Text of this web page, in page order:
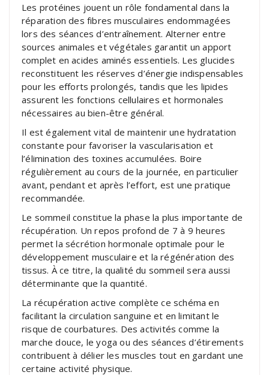
Les protéines jouent un rôle fondamental dans la
réparation des fibres musculaires endommagées
lors des séances d’entraînement. Alterner entre
sources animales et végétales garantit un apport
complet en acides aminés essentiels. Les glucides
reconstituent les réserves d’énergie indispensables
pour les efforts prolongés, tandis que les lipides
assurent les fonctions cellulaires et hormonales
nécessaires au bien-être général.
Il est également vital de maintenir une hydratation
constante pour favoriser la vascularisation et
l’élimination des toxines accumulées. Boire
régulièrement au cours de la journée, en particulier
avant, pendant et après l’effort, est une pratique
recommandée.
Le sommeil constitue la phase la plus importante de
récupération. Un repos profond de 7 à 9 heures
permet la sécrétion hormonale optimale pour le
développement musculaire et la régénération des
tissus. À ce titre, la qualité du sommeil sera aussi
déterminante que la quantité.
La récupération active complète ce schéma en
facilitant la circulation sanguine et en limitant le
risque de courbatures. Des activités comme la
marche douce, le yoga ou des séances d’étirements
contribuent à délier les muscles tout en gardant une
certaine activité physique.